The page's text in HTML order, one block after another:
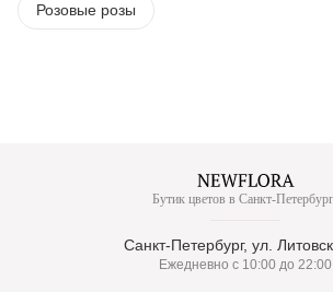
Розовые розы
Бутик цветов в Санкт-
Санкт-Петербург, ул.
Ежедневно с 10:00 до 22:00